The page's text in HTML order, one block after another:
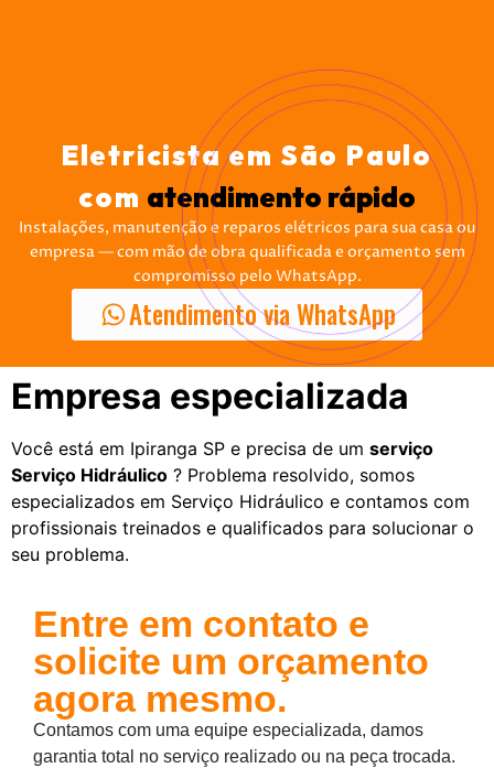
Eletricista em São Paulo
com atendimento rápido
Instalações, manutenção e reparos elétricos para sua casa ou
empresa — com mão de obra qualificada e orçamento sem
compromisso pelo WhatsApp.
Atendimento via WhatsApp
Empresa especializada
Você está em Ipiranga SP e precisa de um serviço
Serviço Hidráulico ? Problema resolvido, somos
especializados em Serviço Hidráulico e contamos com
profissionais treinados e qualificados para solucionar o
seu problema.
Entre em contato e
solicite um orçamento
agora mesmo.
Contamos com uma equipe especializada, damos
garantia total no serviço realizado ou na peça trocada.